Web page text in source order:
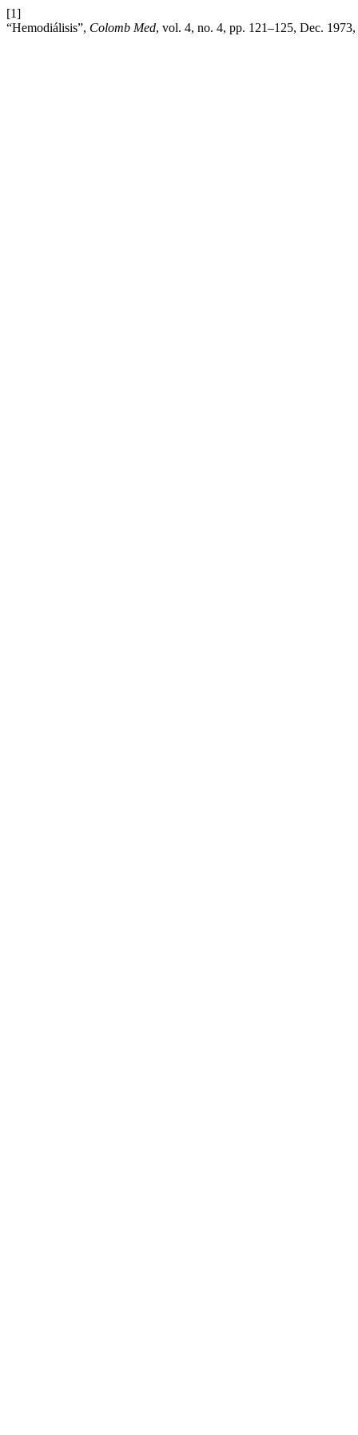
[1]
“Hemodiálisis”, Colomb Med, vol. 4, no. 4, pp. 121–125, Dec.